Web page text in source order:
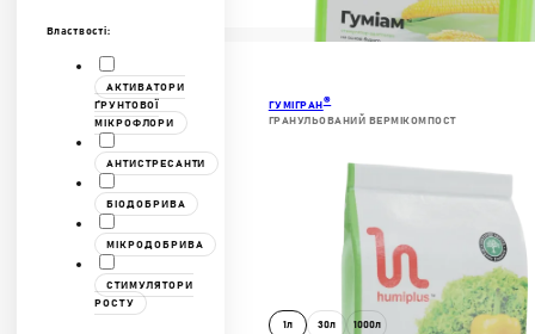
Властвості:
АКТИВАТОРИ
ҐРУНТОВОЇ
МІКРОФЛОРИ
АНТИСТРЕСАНТИ
БІОДОБРИВА
МІКРОДОБРИВА
СТИМУЛЯТОРИ
РОСТУ
ГУМІГРАН®
ГРАНУЛЬОВАНИЙ ВЕРМІКОМПОСТ
1л 30л 1000л